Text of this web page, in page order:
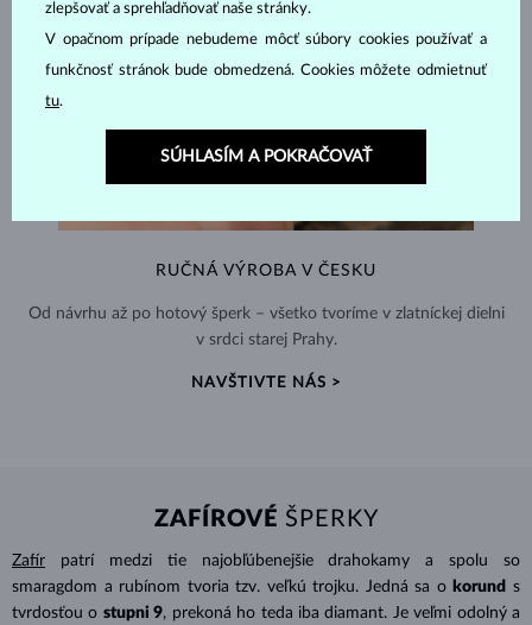
RUČNÁ VÝROBA V ČESKU
Od návrhu až po hotový šperk – všetko tvoríme v zlatníckej dielni
v srdci starej Prahy.
NAVŠTIVTE NÁS >
ZAFÍROVÉ ŠPERKY
Zafír
patrí medzi tie najobľúbenejšie drahokamy a spolu so
smaragdom a rubínom tvoria tzv. veľkú trojku. Jedná sa o korund s
tvrdosťou o stupni 9, prekoná ho teda iba diamant. Je veľmi odolný a
zlepšovať a sprehľadňovať naše stránky.
V opačnom prípade nebudeme môcť súbory cookies používať a
funkčnosť stránok bude obmedzená. Cookies môžete odmietnuť
tu.
SÚHLASÍM A POKRAČOVAŤ